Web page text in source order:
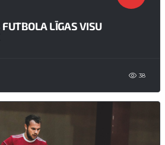
LĪGAS VISU
38